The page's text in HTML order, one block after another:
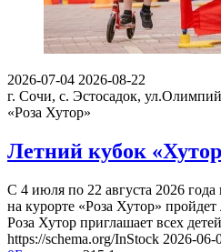
2026-07-04 2026-08-22
г. Сочи, с. Эстосадок,
«Роза Хутор»
Летний кубок
С 4 июля по 22 августа 2026 года
на курорте «Роза Хутор»
Роза Хутор приглашает всех
https://schema.org/InStock 2026-06-